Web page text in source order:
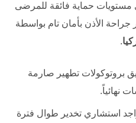
مستويات حماية فائقة للمرضى
الأذن بأمان تام بواسطة
.
بروتوكولات تطهير صارمة
نهائياً.
استشاري تخدير طوال فترة